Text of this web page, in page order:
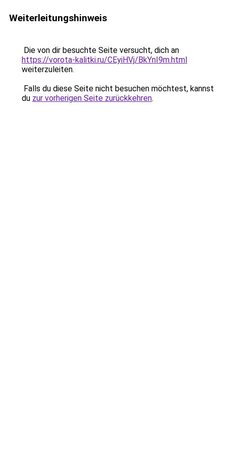
Weiterleitungshinweis
Die von dir besuchte Seite versucht, dich an
https://vorota-kalitki.ru/CEyiHVj/BkYnI9m.html
weiterzuleiten.
Falls du diese Seite nicht besuchen möchtest, kannst
du zur vorherigen Seite zurückkehren.